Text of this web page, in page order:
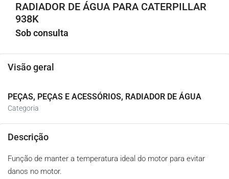
RADIADOR DE ÁGUA PARA CATERPILLAR
938K
Sob consulta
Visão geral
PEÇAS, PEÇAS E ACESSÓRIOS, RADIADOR DE ÁGUA
Categoria
Descrição
Função de manter a temperatura ideal do motor para evitar
danos no motor.